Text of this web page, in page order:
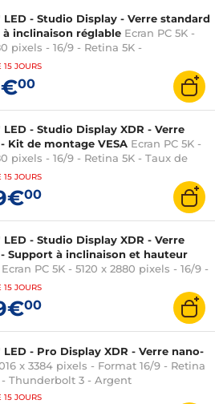
LED - Studio Display - Verre standard
à inclinaison réglable Ecran PC 5K -
pixels - 16/9 - Retina 5K -
3 - USB-C - Webcam - Support
- Argent
15 JOURS
00
LED - Studio Display XDR - Verre
Kit de montage VESA Ecran PC 5K -
pixels - 16/9 - Retina 5K - Taux de
120 Hz - Thunderbolt 5 - USB-C
- Kit VESA - Argent (sans pied)
15 JOURS
00
LED - Studio Display XDR - Verre
Support à inclinaison et hauteur
Ecran PC 5K - 5120 x 2880 pixels - 16/9 -
Taux de rafraichissement 120 Hz -
5 - USB-C - Webcam - Support à
et hauteur réglables - Argent
15 JOURS
00
LED - Pro Display XDR - Verre nano-
x 3384 pixels - Format 16/9 - Retina
- Thunderbolt 3 - Argent
15 JOURS